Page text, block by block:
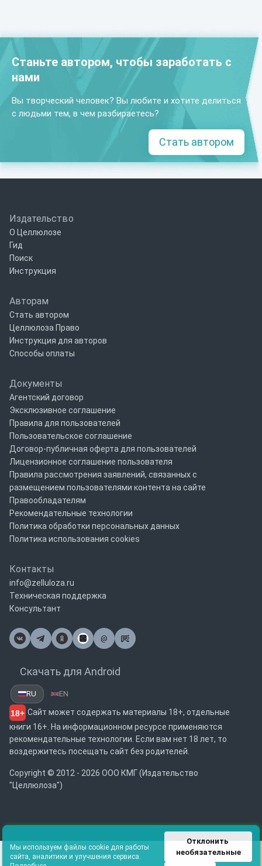
Станьте автором, чтобы заработать с
нами
Вы творческий человек? Вы любите и хотите делиться
с людьми тем, в чем разбираетесь?
Стать автором
Издательство
О Целлюлозе
Гид
Поиск
Инструкция
Авторам
Стать автором
Целлюлоза Право
Инструкция для авторов
Способы оплаты
Документы
Агентский договор
Эксклюзивное соглашение
Правила для пользователей
Пользовательское соглашение
Договор-публичная оферта для пользователей
Лицензионное соглашение пользователя
Правила рассмотрения заявлений, связанных с
размещением пользователями контента на сайте
Правообладателям
Рекомендательные технологии
Политика обработки персональных данных
Политика использования cookies
Контакты
info@zelluloza.ru
Техническая поддержка
Консультант
@
Почта
Скачать для Android
RU EN
18+ Сайт может содержать материалы 18+, отдельные
книги 16+. На информационном ресурсе применяются
рекомендательные технологии. Если вам нет 18 лет, то
воздержитесь посещать сайт без родителей.
Copyright © 2012 - 2026 ООО КМГ (Издательство
"Целлюлоза")
Мы используем файлы cookie для работы
сайта, аналитики и улучшения сервиса.
Отклонить
необязательные